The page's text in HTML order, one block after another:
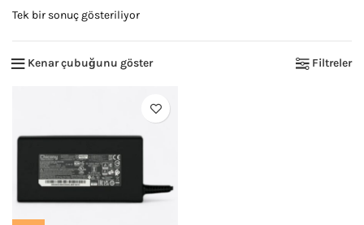
Tek bir sonuç gösteriliyor
Kenar çubuğunu göster Filtreler